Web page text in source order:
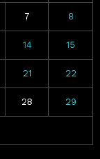
7 8
14 15
21 22
28 29